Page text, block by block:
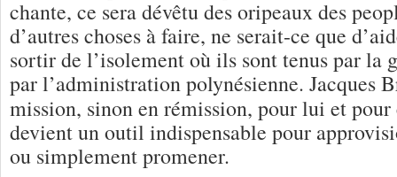
chante, ce sera dévêtu des oripeaux des
d’autres choses à faire, ne serait-ce que
sortir de l’isolement où ils sont tenus par la
par l’administration polynésienne. Jacques
mission, sinon en rémission, pour lui et
devient un outil indispensable pour
ou simplement promener.